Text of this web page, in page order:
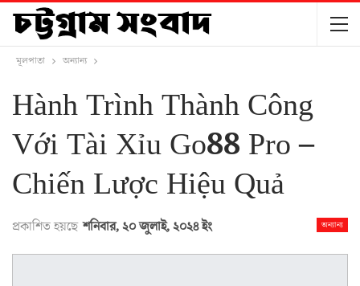
মূলপাতা অন্যান্য
Hành Trình Thành Công
Với Tài Xỉu Go88 Pro –
Chiến Lược Hiệu Quả
অন্যান্য
প্রকাশিত হয়ছে শনিবার, ২০ জুলাই, ২০২৪ ইং